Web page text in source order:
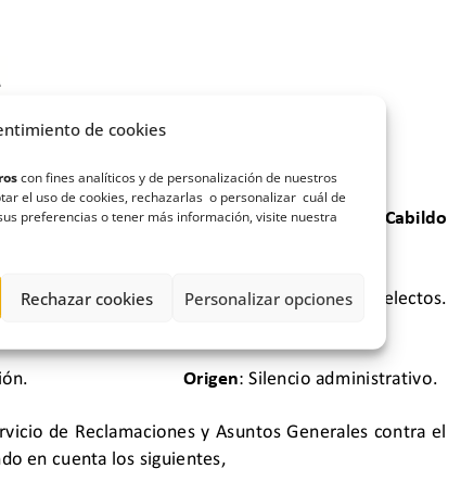
de cookies
con fines analíticos y de personalización de nuestros
el uso de cookies, rechazarlas o personalizar cuál de
preferencias o tener más información, visite nuestra
Rechazar cookies Personalizar opciones